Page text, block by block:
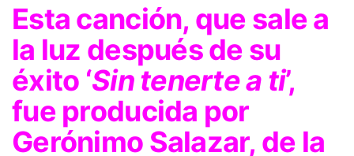
Esta canción, que sale a
la luz después de su
éxito ‘Sin tenerte a ti’,
fue producida por
Gerónimo Salazar, de la